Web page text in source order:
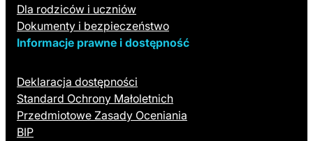
Dla rodziców i uczniów
Dokumenty i bezpieczeństwo
Informacje prawne i dostępność
Deklaracja dostępności
Standard Ochrony Małoletnich
Przedmiotowe Zasady Oceniania
BIP